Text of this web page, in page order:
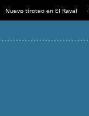
Nuevo tiroteo en El Raval